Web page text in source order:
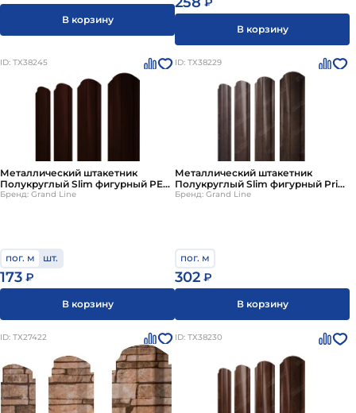
В корзину
В корзину
ID: ТХ38245
Металлический штакетник
Полукруглый Slim фигурный PE
двусторонний 0.45мм
Бренд: Grand Line
пог. м шт.
173 ₽
В корзину
ID: ТХ38229
Металлический штакетник
Полукруглый Slim фигурный Print
Elite двусторонний
Бренд: Grand Line
пог. м
302 ₽
В корзину
ID: ТХ27422 ID: ТХ38230